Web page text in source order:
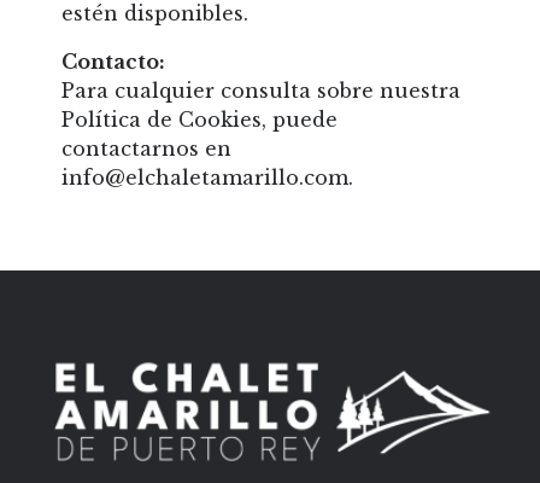
estén disponibles.
Contacto:
Para cualquier consulta sobre nuestra
Política de Cookies, puede
contactarnos en
info@elchaletamarillo.com.